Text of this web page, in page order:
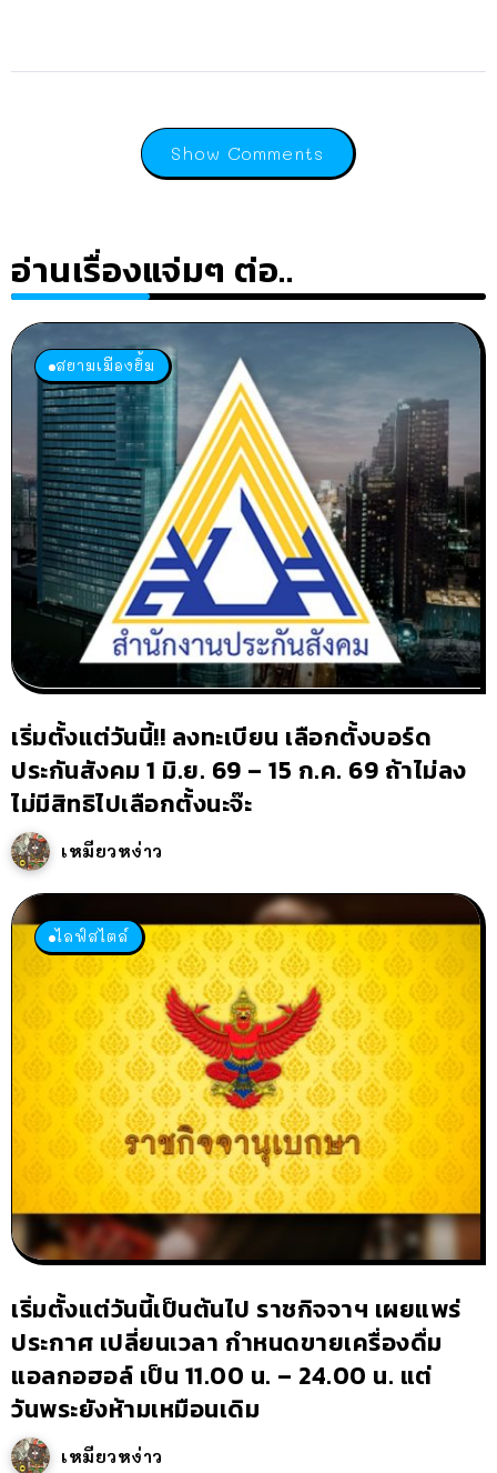
Show Comments
อ่านเรื่องแจ่มๆ ต่อ..
สยามเมืองยิ้ม
เริ่มตั้งแต่วันนี้!! ลงทะเบียน เลือกตั้งบอร์ด
ประกันสังคม 1 มิ.ย. 69 – 15 ก.ค. 69 ถ้าไม่ลง
ไม่มีสิทธิไปเลือกตั้งนะจ๊ะ
เหมียวหง่าว
ไลฟ์สไตล์
เริ่มตั้งแต่วันนี้เป็นต้นไป ราชกิจจาฯ เผยแพร่
ประกาศ เปลี่ยนเวลา กำหนดขายเครื่องดื่ม
แอลกอฮอล์ เป็น 11.00 น. – 24.00 น. แต่
วันพระยังห้ามเหมือนเดิม
เหมียวหง่าว